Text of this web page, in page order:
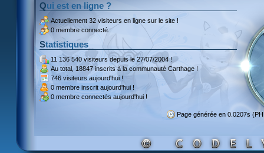
Qui est en ligne ?
Actuellement 32 visiteurs en ligne sur le site !
0 membre connecté.
Statistiques
11 136 540 visiteursdepuis le 27/07/2004 !
Au total, 18847 inscritsà la communauté Carthage !
746 visiteurs aujourd'hui !
0 membre inscrit aujourd'hui !
0 membre connectés aujourd'hui !
Page générée en 0.0207s